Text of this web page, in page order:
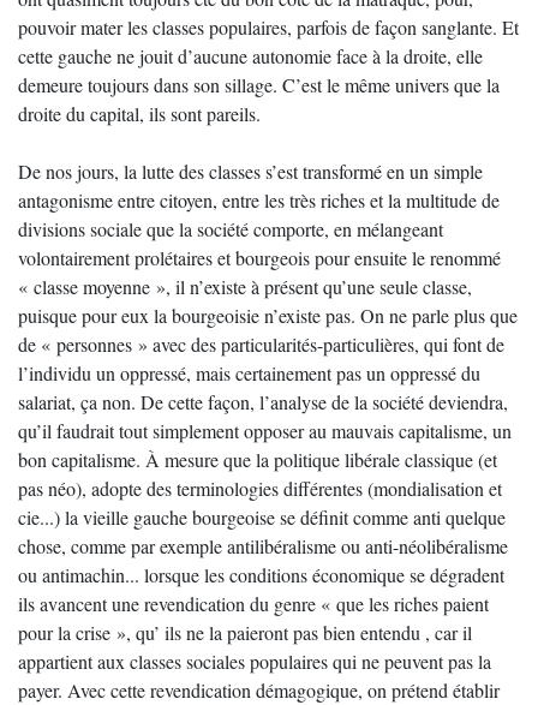
pouvoir mater les classes populaires, parfois de façon sanglante. Et
cette gauche ne jouit d’aucune autonomie face à la droite, elle
demeure toujours dans son sillage. C’est le même univers que la
droite du capital, ils sont pareils.
De nos jours, la lutte des classes s’est transformé en un simple
antagonisme entre citoyen, entre les très riches et la multitude de
divisions sociale que la société comporte, en mélangeant
volontairement prolétaires et bourgeois pour ensuite le renommé
« classe moyenne », il n’existe à présent qu’une seule classe,
puisque pour eux la bourgeoisie n’existe pas. On ne parle plus que
de « personnes » avec des particularités-particulières, qui font de
l’individu un oppressé, mais certainement pas un oppressé du
salariat, ça non. De cette façon, l’analyse de la société deviendra,
qu’il faudrait tout simplement opposer au mauvais capitalisme, un
bon capitalisme. À mesure que la politique libérale classique (et
pas néo), adopte des terminologies différentes (mondialisation et
cie...) la vieille gauche bourgeoise se définit comme anti quelque
chose, comme par exemple antilibéralisme ou anti-néolibéralisme
ou antimachin... lorsque les conditions économique se dégradent
ils avancent une revendication du genre « que les riches paient
pour la crise », qu’ ils ne la paieront pas bien entendu , car il
appartient aux classes sociales populaires qui ne peuvent pas la
payer. Avec cette revendication démagogique, on prétend établir